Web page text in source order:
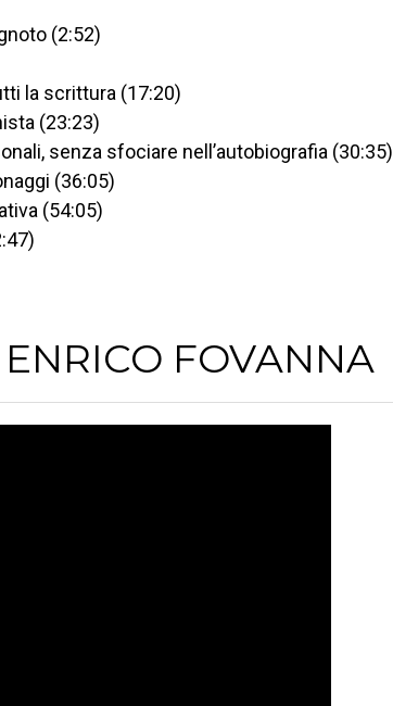
(2:52)
la scrittura (17:20)
(23:23)
senza sfociare nell’autobiografia (30:35)
(36:05)
(54:05)
FOVANNA